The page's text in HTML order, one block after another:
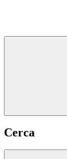
Cerca